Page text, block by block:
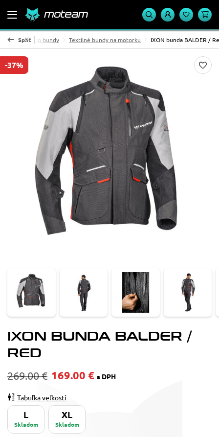
Späť
Pánske moto bundy Textilné bundy na motorku IXON bunda BALDER /
-37%
IXON BUNDA BALDER /
RED
269.00 € 169.00 € s DPH
L
Skladom
XL
Skladom
Tabuľka veľkostí